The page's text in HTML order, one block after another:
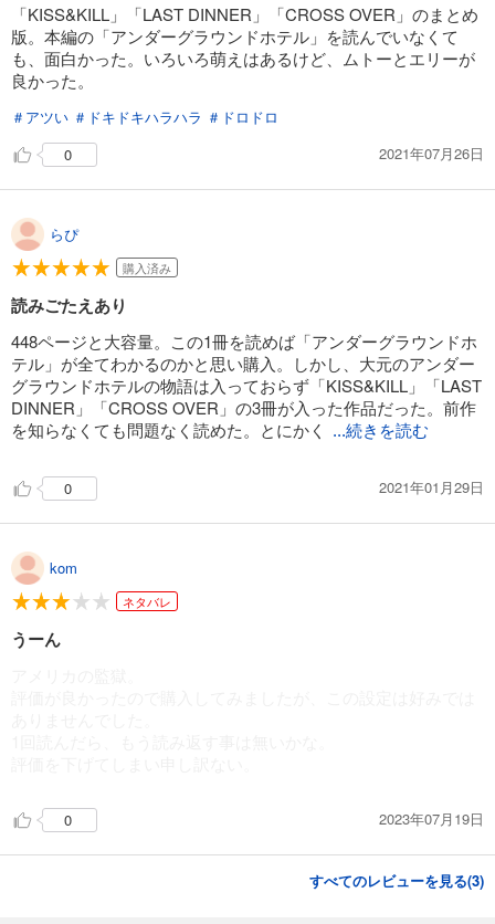
「KISS&KILL」「LAST DINNER」「CROSS OVER」のまとめ
版。本編の「アンダーグラウンドホテル」を読んでいなくて
も、面白かった。いろいろ萌えはあるけど、ムトーとエリーが
良かった。
＃アツい ＃ドキドキハラハラ ＃ドロドロ
0
2021年07月26日
らぴ
購入済み
読みごたえあり
448ページと大容量。この1冊を読めば「アンダーグラウンドホ
テル」が全てわかるのかと思い購入。しかし、大元のアンダー
グラウンドホテルの物語は入っておらず「KISS&KILL」「LAST
DINNER」「CROSS OVER」の3冊が入った作品だった。前作
を知らなくても問題なく読めた。とにかく
...続きを読む
0 2021年01月29日
kom
ネタバレ
うーん
0 2023年07月19日
すべてのレビューを見る(3)